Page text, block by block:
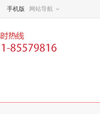
手机版 网站导航